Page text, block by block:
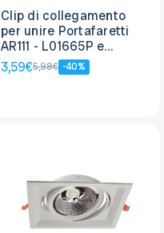
Clip di collegamento
per unire Portafaretti
AR111 - L01665P e
L01666P
3,59€5,98€ -40%